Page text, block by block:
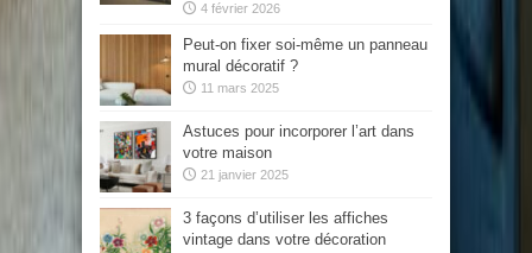
4 février 2026
Peut-on fixer soi-même un panneau
mural décoratif ?
11 mars 2025
Astuces pour incorporer l’art dans
votre maison
21 janvier 2025
3 façons d’utiliser les affiches
vintage dans votre décoration